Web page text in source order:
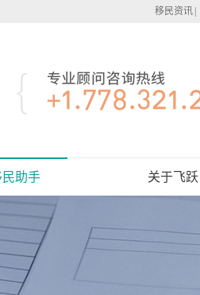
移民资讯
民助手 关于飞跃